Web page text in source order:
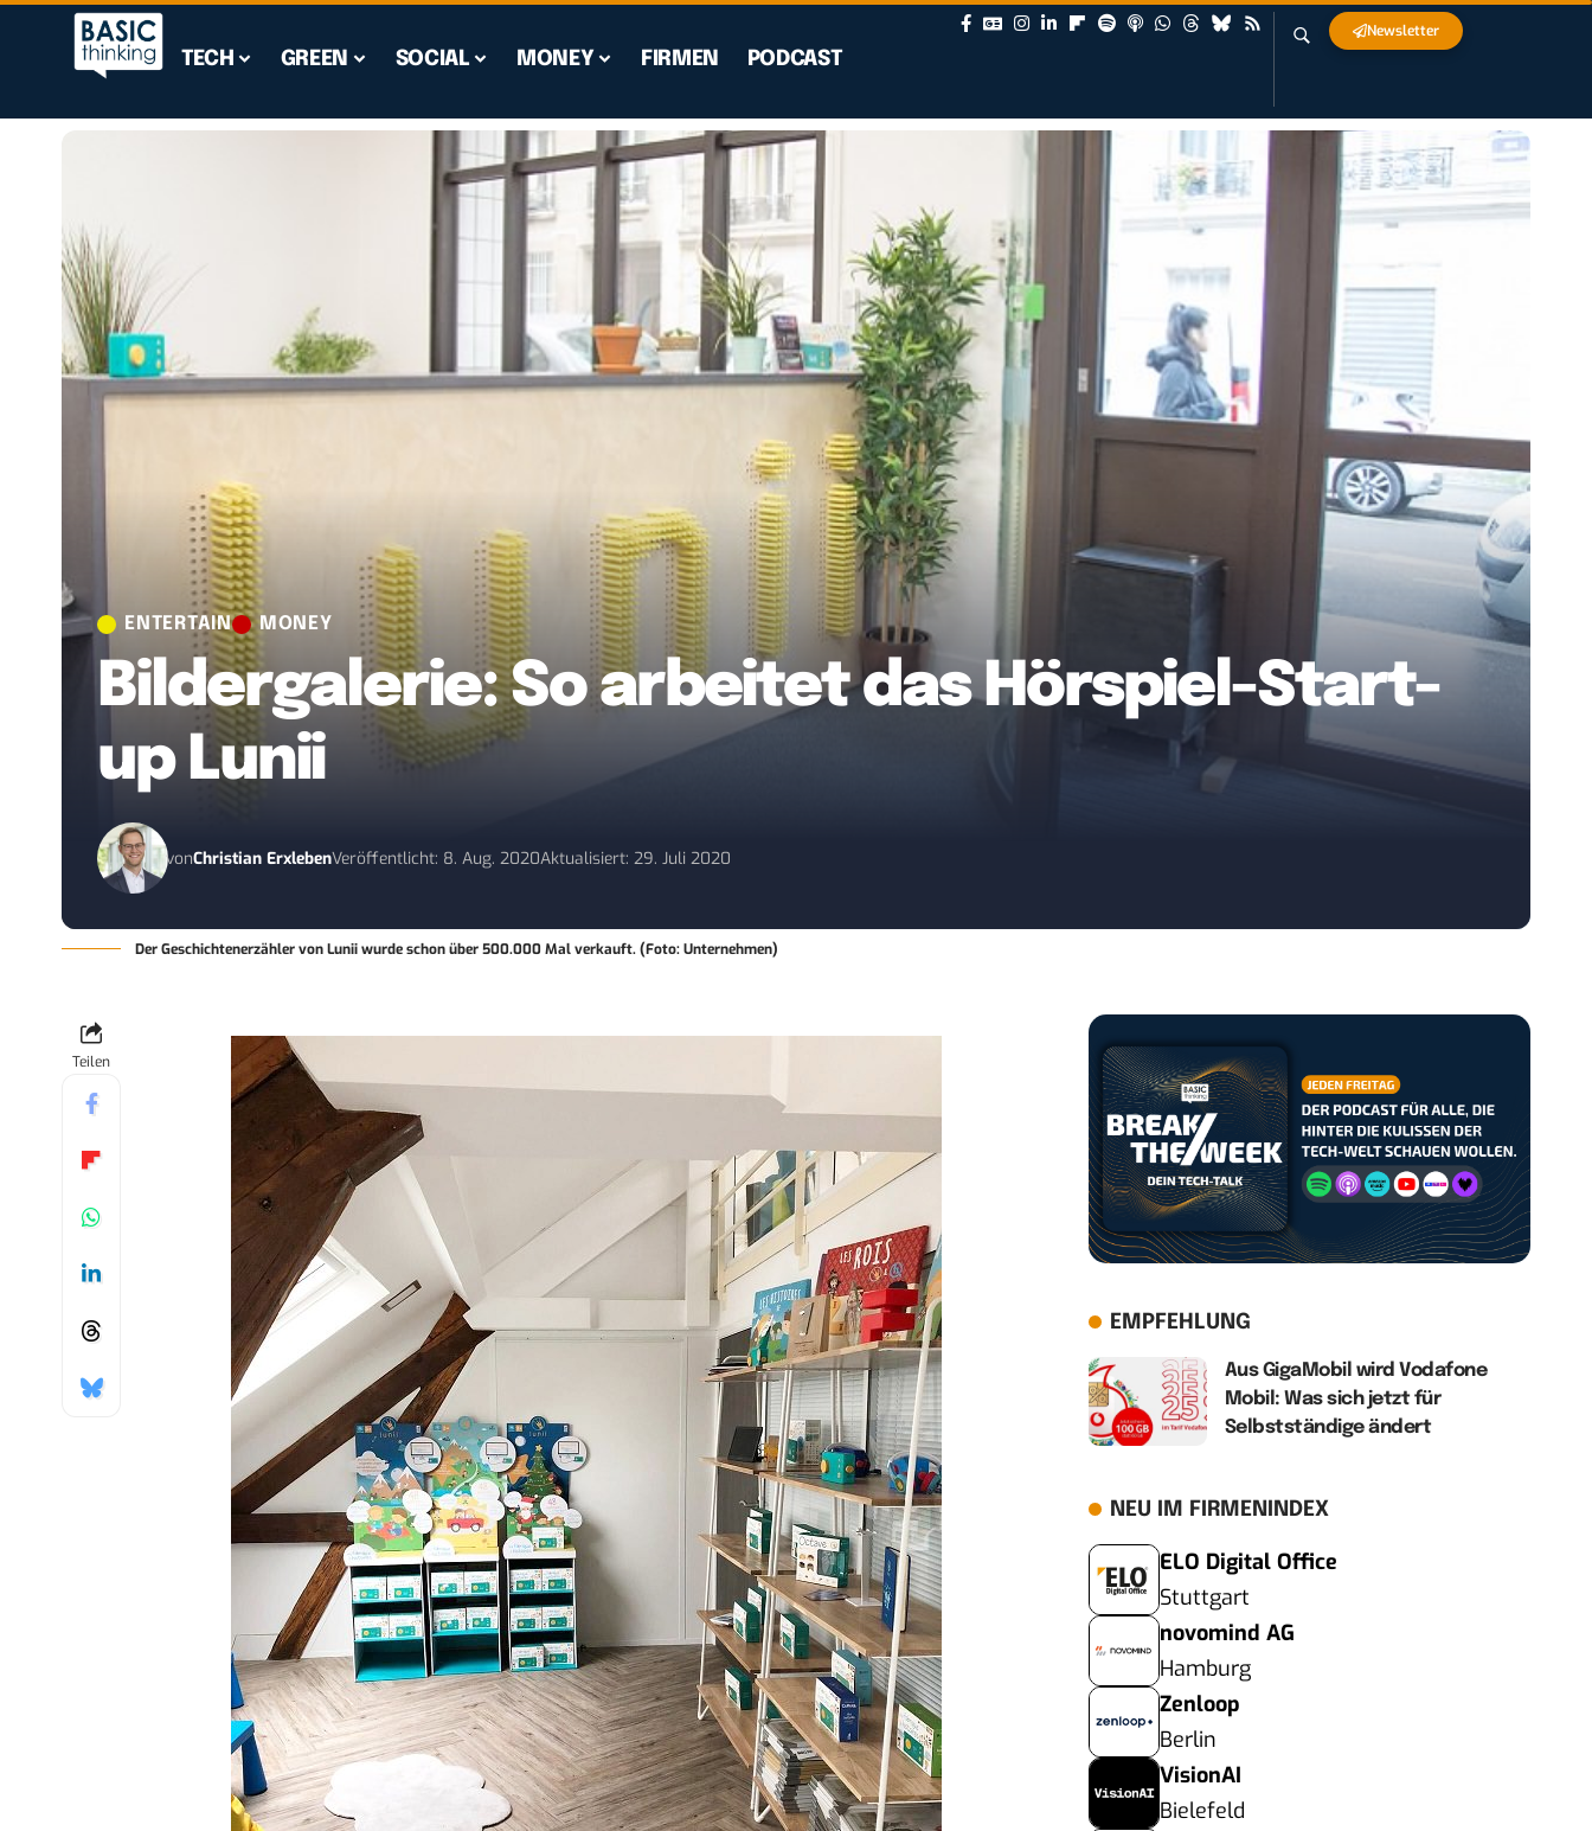
TECH GREEN SOCIAL MONEY FIRMEN PODCAST
Newsletter
ENTERTAIN MONEY
Bildergalerie: So arbeitet das Hörspiel-Start-
up Lunii
vonChristian ErxlebenVeröffentlicht: 8. Aug. 2020Aktualisiert: 29. Juli 2020
Der Geschichtenerzähler von Lunii wurde schon über 500.000 Mal verkauft. (Foto: Unternehmen)
Teilen
EMPFEHLUNG
Aus GigaMobil wird Vodafone
Mobil: Was sich jetzt für
Selbstständige ändert
NEU IM FIRMENINDEX
ELO Digital Office
Stuttgart
novomind AG
Hamburg
Zenloop
Berlin
VisionAI
Bielefeld